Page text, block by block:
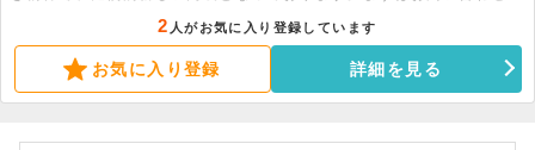
2 人がお気に入り登録しています
お気に入り登録 詳細を見る